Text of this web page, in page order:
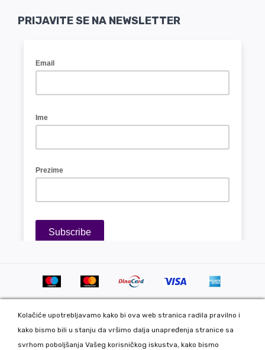
Kolačiće upotrebljavamo kako bi ova web stranica radila pravilno i
kako bismo bili u stanju da vršimo dalja unapređenja stranice sa
svrhom poboljšanja Vašeg korisničkog iskustva, kako bismo
PRIJAVITE SE NA NEWSLETTER